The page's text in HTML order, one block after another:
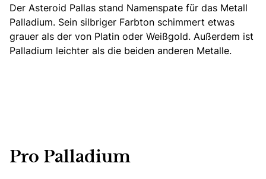
Der Asteroid Pallas stand Namenspate für das Metall
Palladium. Sein silbriger Farbton schimmert etwas
grauer als der von Platin oder Weißgold. Außerdem ist
Palladium leichter als die beiden anderen Metalle.
Pro Palladium